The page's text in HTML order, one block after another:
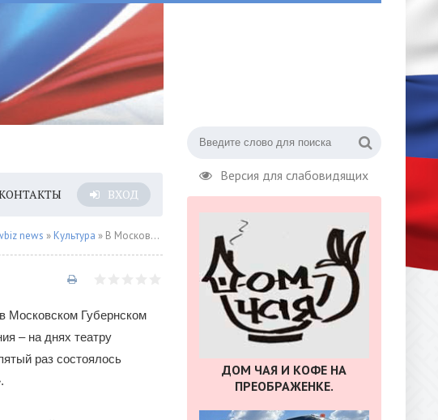
Версия для слабовидящих
ВХОД
news » Культура » В Московском Губернском театре отметили день рождения театра и наградили лучших сотрудников
Московском Губернском
– на днях театру
раз состоялось
ДОМ ЧАЯ И КОФЕ НА
ПРЕОБРАЖЕНКЕ.